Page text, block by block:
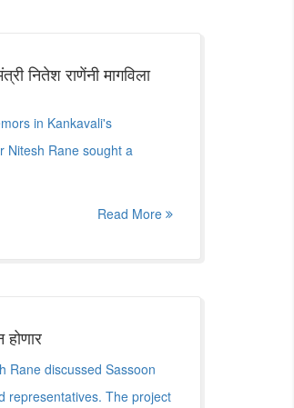
नितेश राणेंनी मागविला
in Kankavali's
Nitesh Rane sought a
Read More
Rane discussed Sassoon
representatives. The project